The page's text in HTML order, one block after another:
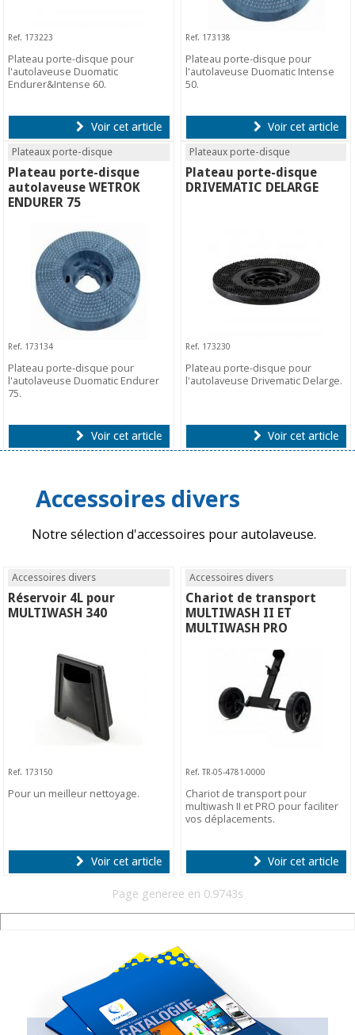
Ref. 173223
Plateau porte-disque pour
l'autolaveuse Duomatic
Endurer&Intense 60.
Voir cet article
Ref. 173138
Plateau porte-disque pour
l'autolaveuse Duomatic Intense
50.
Voir cet article
Plateaux porte-disque
Plateau porte-disque
autolaveuse WETROK
ENDURER 75
Ref. 173134
Plateau porte-disque pour
l'autolaveuse Duomatic Endurer
75.
Voir cet article
Plateaux porte-disque
Plateau porte-disque
DRIVEMATIC DELARGE
Ref. 173230
Plateau porte-disque pour
l'autolaveuse Drivematic Delarge.
Voir cet article
Accessoires divers
Notre sélection d'accessoires pour autolaveuse.
Accessoires divers
Réservoir 4L pour
MULTIWASH 340
Ref. 173150
Pour un meilleur nettoyage.
Voir cet article
Accessoires divers
Chariot de transport
MULTIWASH II ET
MULTIWASH PRO
Ref. TR-05-4781-0000
Chariot de transport pour
multiwash II et PRO pour faciliter
vos déplacements.
Voir cet article
Page generee en 0.9743s